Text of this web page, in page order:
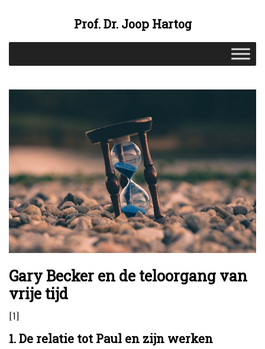
Prof. Dr. Joop Hartog
Gary Becker en de teloorgang van
vrije tijd
[1]
1. De relatie tot Paul en zijn werken